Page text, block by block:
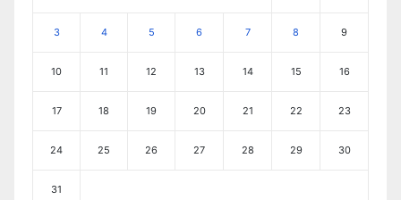
3 4 5 6 7 8 9
10 11 12 13 14 15 16
17 18 19 20 21 22 23
24 25 26 27 28 29 30
31